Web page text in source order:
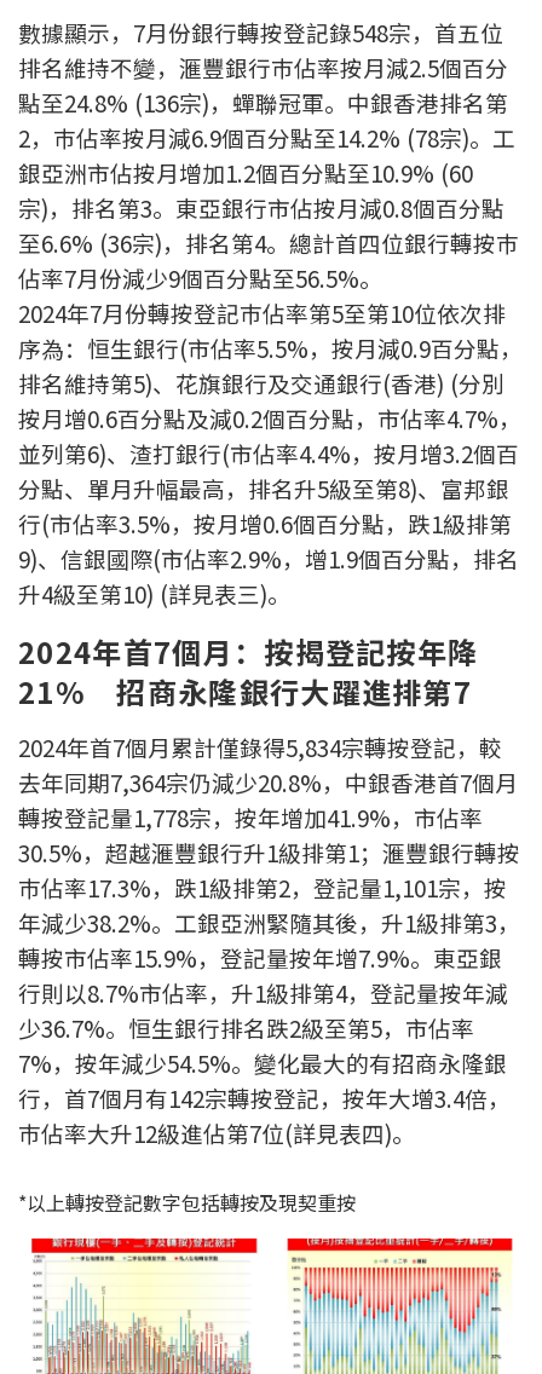
公司動態
按市新聞
統計數據庫
按揭快趣智識
按揭智庫
樓按專欄
按揭百科
實時銀行資訊
裝修·保險優惠
免費裝修轉介服務
裝修設計專欄
火險、家居、寵物保險
保險資訊專欄
聯絡我們
聯絡方法
網上申請按揭轉介
條款及細則
私隱政策
本網頁所提供資料僅作參考用途。
若因錯漏而引致任何不便或損失，中原按揭概不負責。
本網站採用無障礙網頁設計，如有任何問題，可查詢：
2889 2886 / cmb@mail.centanet.com
中原地產 | 網上搵樓 |
中原工商舖
© 2026 中原按揭經紀有限公司 Centaline Mortgage Broker Limited 版權所有
數據顯示，7月份銀行轉按登記錄548宗，首五位
排名維持不變，滙豐銀行巿佔率按月減2.5個百分
點至24.8% (136宗)，蟬聯冠軍。中銀香港排名第
2，巿佔率按月減6.9個百分點至14.2% (78宗)。工
銀亞洲市佔按月增加1.2個百分點至10.9% (60
宗)，排名第3。東亞銀行市佔按月減0.8個百分點
至6.6% (36宗)，排名第4。總計首四位銀行轉按巿
佔率7月份減少9個百分點至56.5%。
2024年7月份轉按登記巿佔率第5至第10位依次排
序為：恒生銀行(市佔率5.5%，按月減0.9百分點，
排名維持第5)、花旗銀行及交通銀行(香港) (分別
按月增0.6百分點及減0.2個百分點，市佔率4.7%，
並列第6)、渣打銀行(市佔率4.4%，按月增3.2個百
分點、單月升幅最高，排名升5級至第8)、富邦銀
行(市佔率3.5%，按月增0.6個百分點，跌1級排第
9)、信銀國際(市佔率2.9%，增1.9個百分點，排名
升4級至第10) (詳見表三)。
2024年首7個月：按揭登記按年降
21% 招商永隆銀行大躍進排第7
2024年首7個月累計僅錄得5,834宗轉按登記，較
去年同期7,364宗仍減少20.8%，中銀香港首7個月
轉按登記量1,778宗，按年增加41.9%，市佔率
30.5%，超越滙豐銀行升1級排第1；滙豐銀行轉按
巿佔率17.3%，跌1級排第2，登記量1,101宗，按
年減少38.2%。工銀亞洲緊隨其後，升1級排第3，
轉按市佔率15.9%，登記量按年增7.9%。東亞銀
行則以8.7%市佔率，升1級排第4，登記量按年減
少36.7%。恒生銀行排名跌2級至第5，市佔率
7%，按年減少54.5%。變化最大的有招商永隆銀
行，首7個月有142宗轉按登記，按年大增3.4倍，
巿佔率大升12級進佔第7位(詳見表四)。
*以上轉按登記數字包括轉按及現契重按